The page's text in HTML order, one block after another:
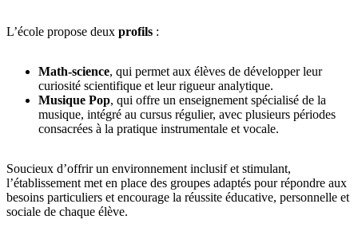
L’école propose deux profils :
Math-science, qui permet aux élèves de développer leur
curiosité scientifique et leur rigueur analytique.
Musique Pop, qui offre un enseignement spécialisé de la
musique, intégré au cursus régulier, avec plusieurs périodes
consacrées à la pratique instrumentale et vocale.
Soucieux d’offrir un environnement inclusif et stimulant,
l’établissement met en place des groupes adaptés pour répondre aux
besoins particuliers et encourage la réussite éducative, personnelle et
sociale de chaque élève.